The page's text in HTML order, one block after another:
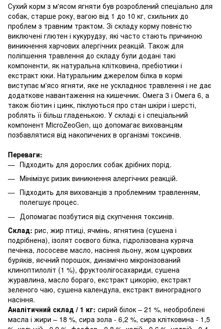
Сухий корм з м'ясом ягняти був розроблений спеціально для
собак, старше року, вагою від 1 до 10 кг, схильних до
проблем з травним трактом. Зі складу корму повністю
виключені глютен і кукурудзу, які часто стають причиною
виникнення харчових алергічних реакцій. Також для
поліпшення травлення до складу були додані такі
компоненти, як натуральна клітковина, пребіотики і
екстракт юки. Натуральним джерелом білка в кормі
виступає м'ясо ягняти, яке не ускладнює травлення і не дає
додаткове навантаження на кишечник. Омега 3 і Омега 6, а
також біотин і цинк, піклуються про стан шкіри і шерсті,
роблять її більш гладенькою. У складі є і спеціальний
компонент MicroZeoGen, що допомагає вихованцям
позбавлятися від накопичених в організмі токсинів.
Переваги:
Підходить для дорослих собак дрібних порід.
Мінімізує ризик виникнення алергічних реакцій.
Підходить для вихованців з проблемним травленням,
полегшує процес.
Допомагає позбутися від скупчення токсинів.
Склад: рис, жир птиці, ячмінь, ягнятина (сушена і
подрібнена), ізолят соєвого білка, гідролізована куряча
печінка, лососеве масло, насіння льону, жом цукрових
буряків, яєчний порошок, динамічно мікронізований
клиноптилоліт (1 %), фруктоолігосахариди, сушена
журавлина, масло бораго, екстракт цикорію, екстракт
зеленого чаю, сушена календула, екстракт виноградного
насіння.
Аналітичний склад / 1 кг: сирий білок – 21 %, необроблені
масла і жири – 18 %, сира зола - 6,2 %, сира клітковина - 1,5